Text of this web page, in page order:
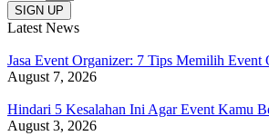
SIGN UP
Latest News
Jasa Event Organizer: 7 Tips Memilih Event
August 7, 2026
Hindari 5 Kesalahan Ini Agar Event Kamu
August 3, 2026